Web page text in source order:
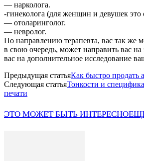
— нарколога.
-гинеколога (для женщин и девушек это
— отоларинголог.
— невролог.
По направлению терапевта, вас так же
в свою очередь, может направить вас
вас на дополнительное исследование
Предыдущая статьяКак быстро продать
Следующая статьяТонкости и
печати
ЭТО МОЖЕТ БЫТЬ ИНТЕРЕСНО